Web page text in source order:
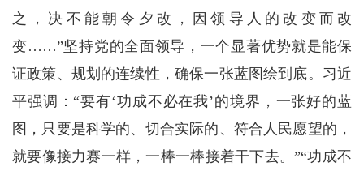
之，决不能朝令夕改，因领导人的改变而改
变……”坚持党的全面领导，一个显著优势就是能保
证政策、规划的连续性，确保一张蓝图绘到底。习近
平强调：“要有‘功成不必在我’的境界，一张好的蓝
图，只要是科学的、切合实际的、符合人民愿望的，
就要像接力赛一样，一棒一棒接着干下去。”“功成不